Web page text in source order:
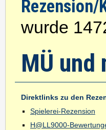
wurde
MÜ und
Direktlinks zu den
Spielerei-Rezension
H@LL9000-